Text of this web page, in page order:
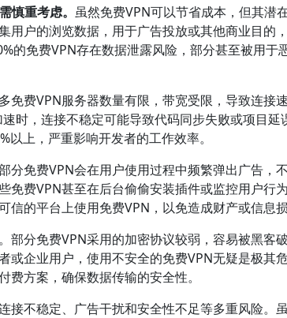
慎重考虑。 虽然免费VPN可以节省成本，但其潜
用户的浏览数据，用于广告投放或其他商业目的
的免费VPN存在数据泄露风险，部分甚至被用于
费VPN服务器数量有限，带宽受限，导致连接
时，连接不稳定可能导致代码同步失败或项目延
上，严重影响开发者的工作效率。
分免费VPN会在用户使用过程中频繁弹出广告，
费VPN甚至在后台偷偷安装插件或监控用户行
的平台上使用免费VPN，以免造成财产或信息损
部分免费VPN采用的加密协议较弱，容易被黑客
或企业用户，使用不安全的免费VPN无疑是极其
方案，确保数据传输的安全性。
接不稳定、广告干扰和安全性不足等多重风险。